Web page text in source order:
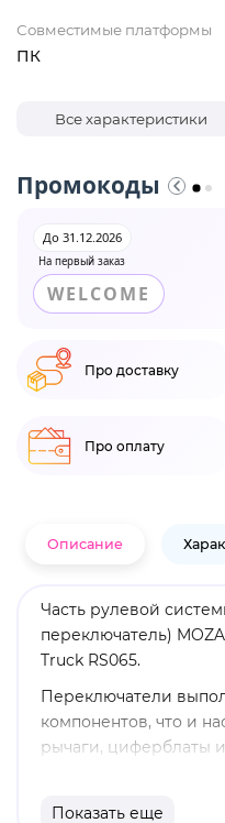
Совместимые платформы
ПК
Все характеристики
Промокоды
На первый заказ
До 31.12.2026
WELCOME
Про доставку
Про оплату
Описание
Часть рулевой
переключатель)
Truck RS065.
Переключатели
компонентов, что и
рычаги, циферблаты
Показать еще